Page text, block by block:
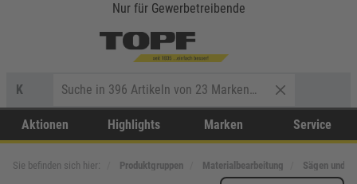
Nur für Gewerbetreibende
K
Aktionen Highlights Marken Service
Sie befinden sich hier: Produktgruppen Materialbearbeitung Sägen und